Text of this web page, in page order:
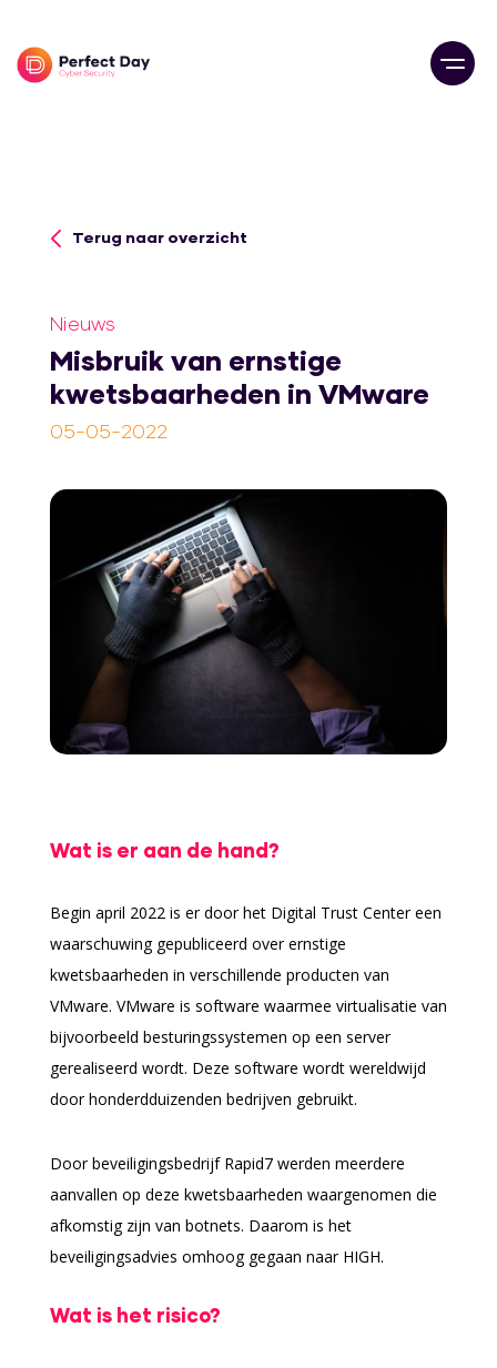
Prijzen
Onze werkwijze
Online scan
Schadecalculator
Kennisbank
Terug naar overzicht
Nieuws
Misbruik van ernstige
kwetsbaarheden in VMware
05-05-2022
Wat is er aan de hand?
Begin april 2022 is er door het Digital Trust Center een
waarschuwing gepubliceerd over ernstige
kwetsbaarheden in verschillende producten van
VMware. VMware is software waarmee virtualisatie van
bijvoorbeeld besturingssystemen op een server
gerealiseerd wordt. Deze software wordt wereldwijd
door honderdduizenden bedrijven gebruikt.
Door beveiligingsbedrijf Rapid7 werden meerdere
aanvallen op deze kwetsbaarheden waargenomen die
afkomstig zijn van botnets. Daarom is het
beveiligingsadvies omhoog gegaan naar HIGH.
Wat is het risico?